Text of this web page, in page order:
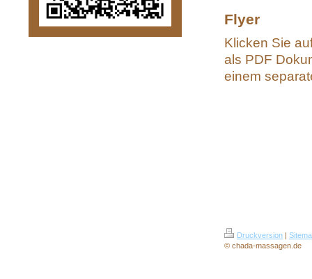
Flyer
Klicken Sie
als PDF
einem
Druckversion |
© chada-massagen.de